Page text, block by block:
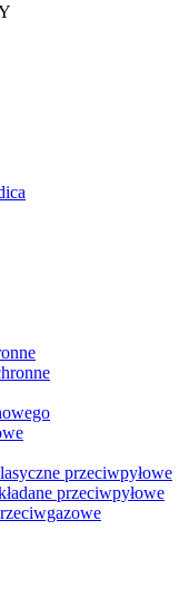
przeciwpyłowe
przeciwpyłowe